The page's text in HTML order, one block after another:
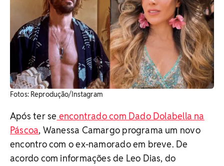
Fotos: Reprodução/Instagram
Após ter se encontrado com Dado Dolabella na
Páscoa, Wanessa Camargo programa um novo
encontro com o ex-namorado em breve. De
acordo com informações de Leo Dias, do